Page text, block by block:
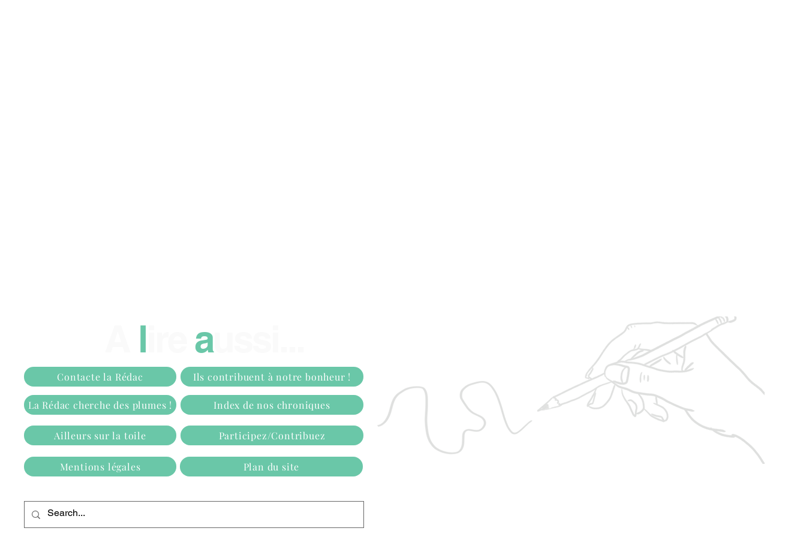
l aussi...
Contacte la Rédac Ils contribuent à notre bonheur !
Ailleurs sur la toile Participez/Contribuez
Mentions légales Plan du site
La Rédac cherche des plumes ! Index de nos chroniques